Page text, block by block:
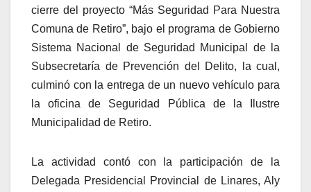
cierre del proyecto “Más Seguridad Para Nuestra
Comuna de Retiro”, bajo el programa de Gobierno
Sistema Nacional de Seguridad Municipal de la
Subsecretaría de Prevención del Delito, la cual,
culminó con la entrega de un nuevo vehículo para
la oficina de Seguridad Pública de la Ilustre
Municipalidad de Retiro.
La actividad contó con la participación de la
Delegada Presidencial Provincial de Linares, Aly